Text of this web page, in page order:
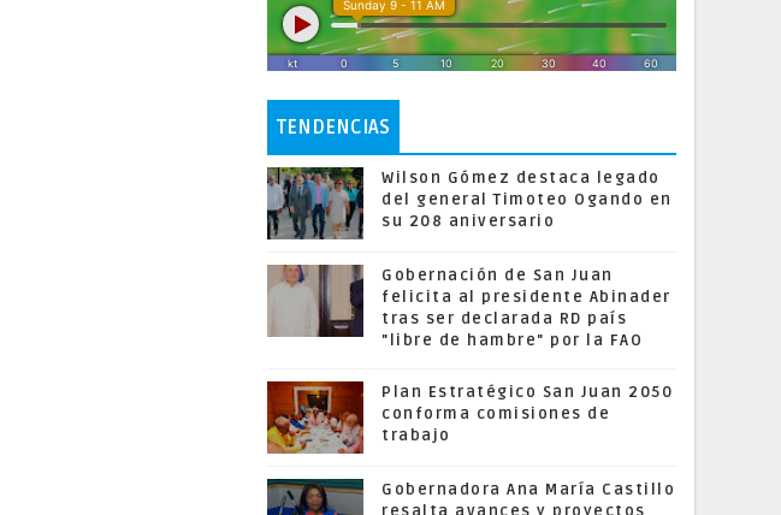
TENDENCIAS
Wilson Gómez destaca legado
del general Timoteo Ogando en
su 208 aniversario
Gobernación de San Juan
felicita al presidente Abinader
tras ser declarada RD país
"libre de hambre" por la FAO
Plan Estratégico San Juan 2050
conforma comisiones de
trabajo
Gobernadora Ana María Castillo